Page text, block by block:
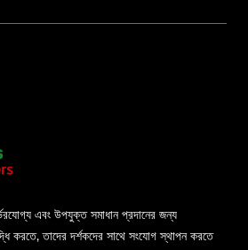
এবং উপযুক্ত সমাধান প্রদানের জন্য
করতে, তাদের দর্শকদের সাথে সংযোগ স্থাপন করতে